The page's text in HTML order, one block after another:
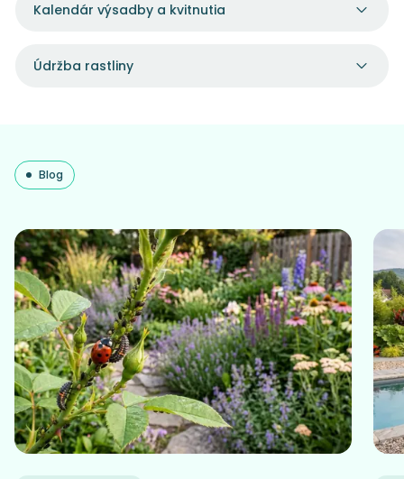
Kalendár výsadby a kvitnutia
Údržba rastliny
Blog